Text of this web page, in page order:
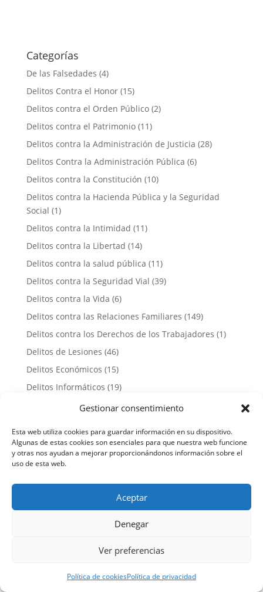
Gestionar consentimiento
Esta web utiliza cookies para guardar información en su dispositivo.
Algunas de estas cookies son esenciales para que nuestra web funcione
y otras nos ayudan a mejorar proporcionándonos información sobre el
uso de esta web.
Aceptar
Denegar
Ver preferencias
Política de cookiesPolítica de privacidad
Categorías
De las Falsedades (4)
Delitos Contra el Honor(15)
Delitos contra el Orden Público(2)
Delitos contra el Patrimonio(11)
Delitos contra la Administración de Justicia (28)
Delitos Contra la Administración Pública (6)
Delitos contra la Constitución (10)
Delitos contra la Hacienda Pública y la Seguridad
Social (1)
Delitos contra la Intimidad (11)
Delitos contra la Libertad (14)
Delitos contra la salud pública (11)
Delitos contra la Seguridad Vial (39)
Delitos contra la Vida (6)
Delitos contra las Relaciones Familiares (149)
Delitos contra los Derechos de los Trabajadores (1)
Delitos de Lesiones (46)
Delitos Económicos (15)
Delitos Informáticos (19)
Delitos Sexuales(731)
Estafas(26)
Menores(16)
Penitenciario(14)
(464)
Entradas más recientes
La Trampa Legal: Por Qué No Debes Aceptar